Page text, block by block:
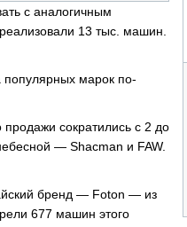
КАРЬЕРНАЯ
ЛОГИСТИКА И
КОМПЛЕКТУЮЩИЕ
с аналогичным
13 тыс. машин.
популярных марок по-
сократились с 2 до
— Shacman и FAW.
бренд — Foton — из
677 машин этого